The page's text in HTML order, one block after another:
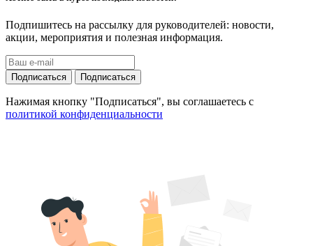
Подпишитесь на рассылку для руководителей: новости,
акции, мероприятия и полезная информация.
Подписаться Подписаться
Нажимая кнопку "Подписаться", вы соглашаетесь с
политикой конфиденциальности